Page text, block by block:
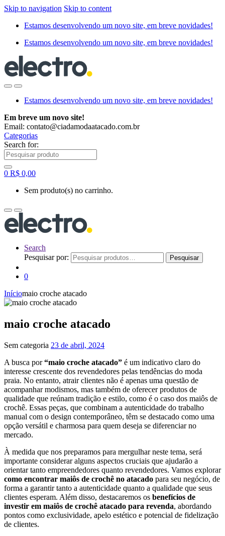
Skip to navigation Skip to content
Estamos desenvolvendo um novo site, em breve novidades!
Estamos desenvolvendo um novo site, em breve novidades!
Estamos desenvolvendo um novo site, em breve novidades!
Em breve um novo site!
Email: contato@ciadamodaatacado.com.br
Categorias
Search for:
0 R$ 0,00
Sem produto(s) no carrinho.
Search
Pesquisar por:
Pesquisar
0
Iníciomaio croche atacado
maio croche atacado
Sem categoria 23 de abril, 2024
A busca por“maio croche atacado” é um indicativo claro do
interesse crescente dos revendedores pelas tendências do moda
praia. No entanto, atrair clientes não é apenas uma questão de
acompanhar modismos, mas também de oferecer produtos de
qualidade que reúnam tradição e estilo, como é o caso dos maiôs de
crochê. Essas peças, que combinam a autenticidade do trabalho
manual com o design contemporâneo, têm se destacado como uma
opção versátil e charmosa para quem deseja se diferenciar no
mercado.
À medida que nos preparamos para mergulhar neste tema, será
importante considerar alguns aspectos cruciais que ajudarão a
orientar tanto empreendedores quanto revendedores. Vamos explorar
como encontrar maiôs de crochê no atacado para seu negócio, de
forma a garantir tanto a autenticidade quanto a qualidade que seus
clientes esperam. Além disso, destacaremos os benefícios de
investir em maiôs de crochê atacado para revenda, abordando
pontos como exclusividade, apelo estético e potencial de fidelização
de clientes.